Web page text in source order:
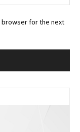
browser for the next